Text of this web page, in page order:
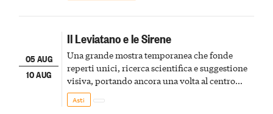
05 AUG
10 AUG
Il Leviatano e le Sirene
Una grande mostra temporanea che fonde
reperti unici, ricerca scientifica e suggestione
visiva, portando ancora una volta al centro
della scena le meraviglie del passato astigiano
Asti